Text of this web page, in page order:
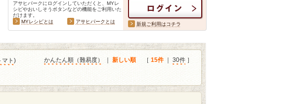
アサヒパークにログインしていただくと、MYレ
シピやおいしそうボタンなどの機能をご利用いた
だけます。
MYレシピとは
アサヒパークとは 新規ご利用はコチラ
マト )
かんたん順（難易度） 新しい順 ［ 15件｜ 30件 ］